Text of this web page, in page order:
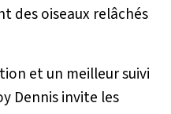
des oiseaux relâchés
et un meilleur suivi
Dennis invite les